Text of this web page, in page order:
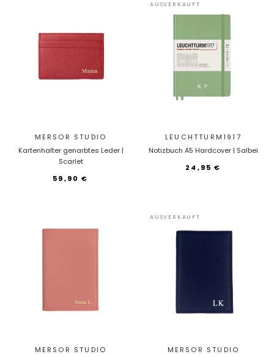
MERSOR STUDIO
Kartenhalter genarbtes Leder |
Scarlet
59,90 €
AUSVERKAUFT
LEUCHTTURM1917
Notizbuch A5 Hardcover | Salbei
24,95 €
MERSOR STUDIO
AUSVERKAUFT
MERSOR STUDIO